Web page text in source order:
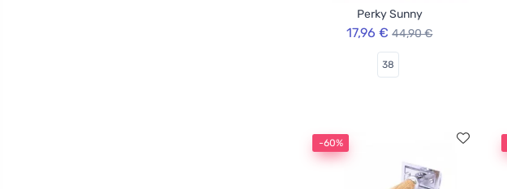
Perky Sunny
17,96 € 44,90 €
38
-60%